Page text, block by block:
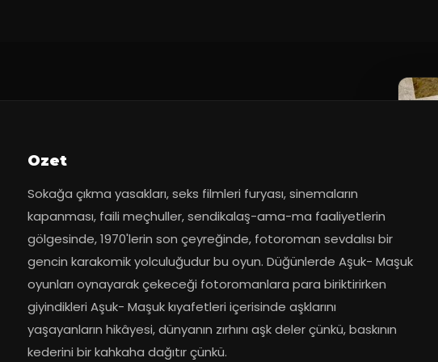
Ozet
Sokağa çıkma yasakları, seks filmleri furyası, sinemaların
kapanması, faili meçhuller, sendikalaş-ama-ma faaliyetlerin
gölgesinde, 1970'lerin son çeyreğinde, fotoroman sevdalısı bir
gencin karakomik yolculuğudur bu oyun. Düğünlerde Aşuk- Maşuk
oyunları oynayarak çekeceği fotoromanlara para biriktirirken
giyindikleri Aşuk- Maşuk kıyafetleri içerisinde aşklarını
yaşayanların hikâyesi, dünyanın zırhını aşk deler çünkü, baskının
kederini bir kahkaha dağıtır çünkü.